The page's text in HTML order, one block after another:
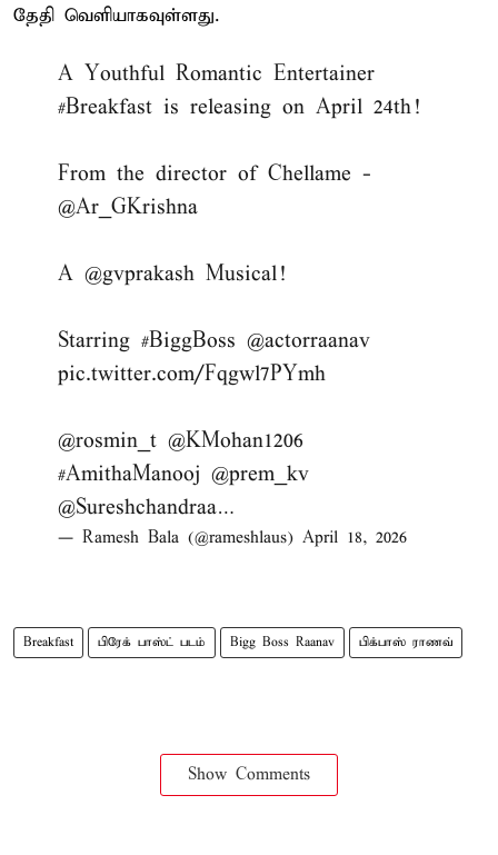
தேதி வெளியாகவுள்ளது.
A Youthful Romantic Entertainer
#Breakfast is releasing on April 24th!
From the director of Chellame -
@Ar_GKrishna
A @gvprakash Musical!
Starring #BiggBoss @actorraanav
pic.twitter.com/Fqgwl7PYmh
@rosmin_t @KMohan1206
#AmithaManooj @prem_kv
@Sureshchandraa…
— Ramesh Bala (@rameshlaus) April 18, 2026
Breakfast பிரேக் பாஸ்ட் படம் Bigg Boss Raanav பிக்பாஸ் ராணவ்
Show Comments